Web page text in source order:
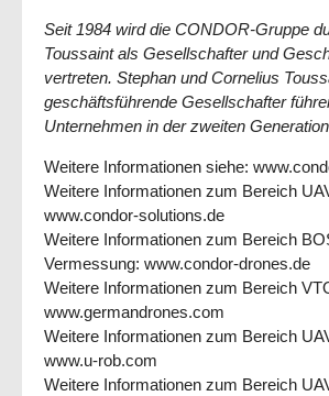
Seit 1984 wird die CONDOR-Gruppe
Toussaint als Gesellschafter und
vertreten. Stephan und Cornelius
geschäftsführende Gesellschafter
Unternehmen in der zweiten
Weitere Informationen siehe:
Weitere Informationen zum Bereich
www.condor-solutions.de
Weitere Informationen zum Bereich
Vermessung: www.condor-drones.de
Weitere Informationen zum Bereich
www.germandrones.com
Weitere Informationen zum Bereich
www.u-rob.com
Weitere Informationen zum Bereich